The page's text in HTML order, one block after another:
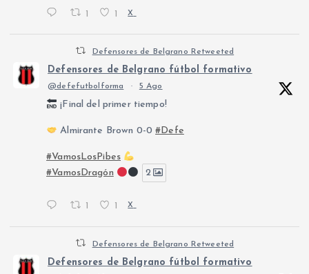
1 1 X
Defensores de Belgrano Retweeted
Defensores de Belgrano fútbol formativo
@defefutbolforma · 5 Ago
¡Final del primer tiempo!
Almirante Brown 0-0#Defe
#VamosLosPibes
#VamosDragón
2
1 1 X
Defensores de Belgrano Retweeted
Defensores de Belgrano fútbol formativo